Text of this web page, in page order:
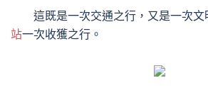
這既是一次交通之行，又是一次文
站一次收獲之行。